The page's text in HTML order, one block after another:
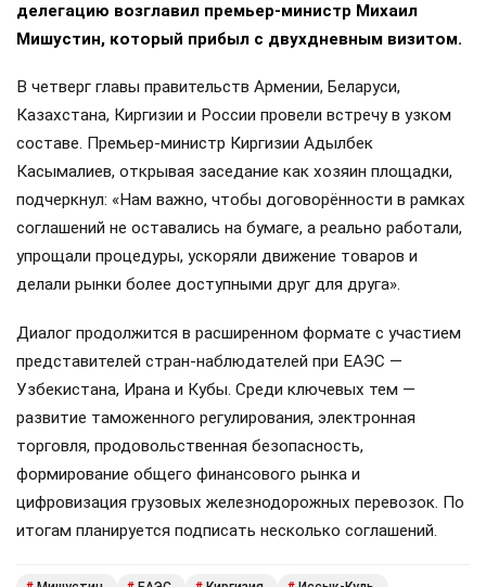
делегацию возглавил премьер-министр Михаил
Мишустин, который прибыл с двухдневным визитом.
В четверг главы правительств Армении, Беларуси,
Казахстана, Киргизии и России провели встречу в узком
составе. Премьер-министр Киргизии Адылбек
Касымалиев, открывая заседание как хозяин площадки,
подчеркнул: «Нам важно, чтобы договорённости в рамках
соглашений не оставались на бумаге, а реально работали,
упрощали процедуры, ускоряли движение товаров и
делали рынки более доступными друг для друга».
Диалог продолжится в расширенном формате с участием
представителей стран-наблюдателей при ЕАЭС —
Узбекистана, Ирана и Кубы. Среди ключевых тем —
развитие таможенного регулирования, электронная
торговля, продовольственная безопасность,
формирование общего финансового рынка и
цифровизация грузовых железнодорожных перевозок. По
итогам планируется подписать несколько соглашений.